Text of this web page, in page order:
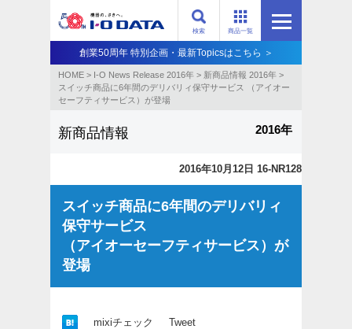
商品一覧
検索
創業50周年 特別企画・最新Topicsはこちら ＞
HOME > I-O News Release 2016年 > 新商品情報 2016年 >
スイッチ商品に6年間のデリバリィ保守サービス （アイオー
セーフティサービス）が登場
新商品情報 2016年
2016年10月12日 16-NR128
スイッチ商品に6年間のデリバリィ
保守サービス
（アイオーセーフティサービス）が
登場
mixiチェック Tweet